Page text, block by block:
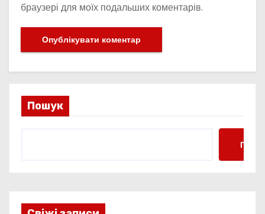
браузері для моїх подальших коментарів.
Пошук